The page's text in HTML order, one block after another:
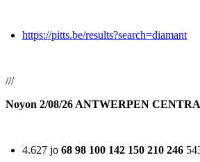
https://pitts.be/results?search=diamant
///
Noyon 2/08/26 ANTWERPEN
4.627 jo 68 98 100 142 150 210 246